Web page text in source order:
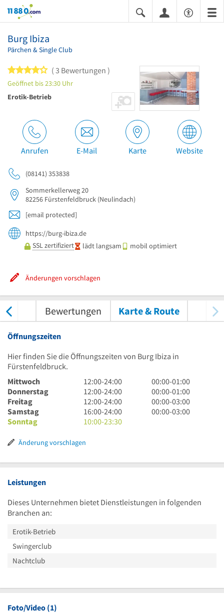
11880.com
Burg Ibiza
Pärchen & Single Club
4 von 5 Sternen
3 Bewertungen
Geöffnet bis 23:30 Uhr
Erotik-Betrieb
Anrufen E-Mail Karte Website
(08141) 353838
Sommerkellerweg 20
82256 Fürstenfeldbruck (Neulindach)
[email protected]
https://burg-ibiza.de
SSL zertifiziert
lädt langsam mobil optimiert
Änderungen vorschlagen
Bewertungen Karte & Route
Öffnungszeiten
Hier finden Sie die Öffnungszeiten von Burg Ibiza in
Fürstenfeldbruck.
Mittwoch
12
Uhr
bis
24
Uhr
12:00-24:00
0
Uhr
bis
1
00:00-01:00
Donnerstag
12
Uhr
bis
24
12:00-24:00
0
Uhr
bis
00:00-01:00
Freitag
12
Uhr
bis
Uhr
12:00-24:00
0
Uhr
00:00-03:00
Samstag
16
Uhr
24
16:00-24:00
0
00:00-03:00
Sonntag
10
bis
Uhr
10:00-23:30
Änderung vorschlagen
Leistungen
Dieses Unternehmen bietet Dienstleistungen in folgenden
Branchen an:
Erotik-Betrieb
Swingerclub
Nachtclub
Foto/Video (1)